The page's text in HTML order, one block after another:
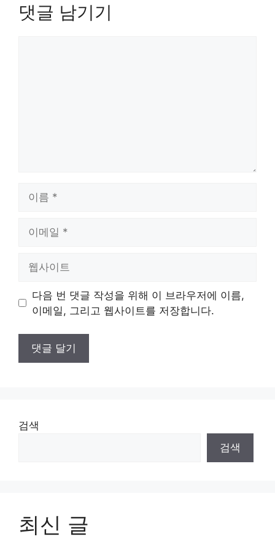
댓글 남기기
트
다음 번 댓글 작성을 위해 이 브라우저에 이름,
이메일, 그리고 웹사이트를 저장합니다.
검색
검색
최신 글